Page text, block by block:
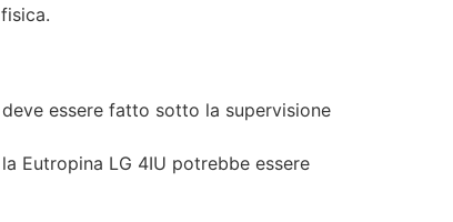
essere fatto sotto la supervisione
Eutropina LG 4IU potrebbe essere